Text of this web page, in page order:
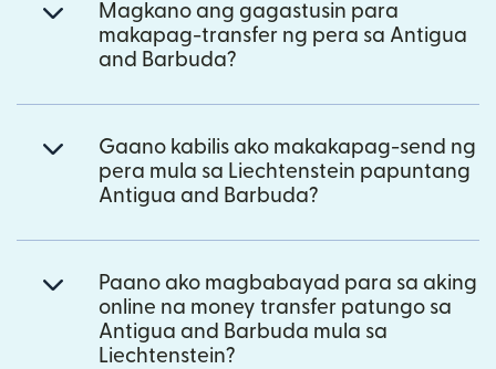
Magkano ang gagastusin para
makapag-transfer ng pera sa Antigua
and Barbuda?
Gaano kabilis ako makakapag-send ng
pera mula sa Liechtenstein papuntang
Antigua and Barbuda?
Paano ako magbabayad para sa aking
online na money transfer patungo sa
Antigua and Barbuda mula sa
Liechtenstein?